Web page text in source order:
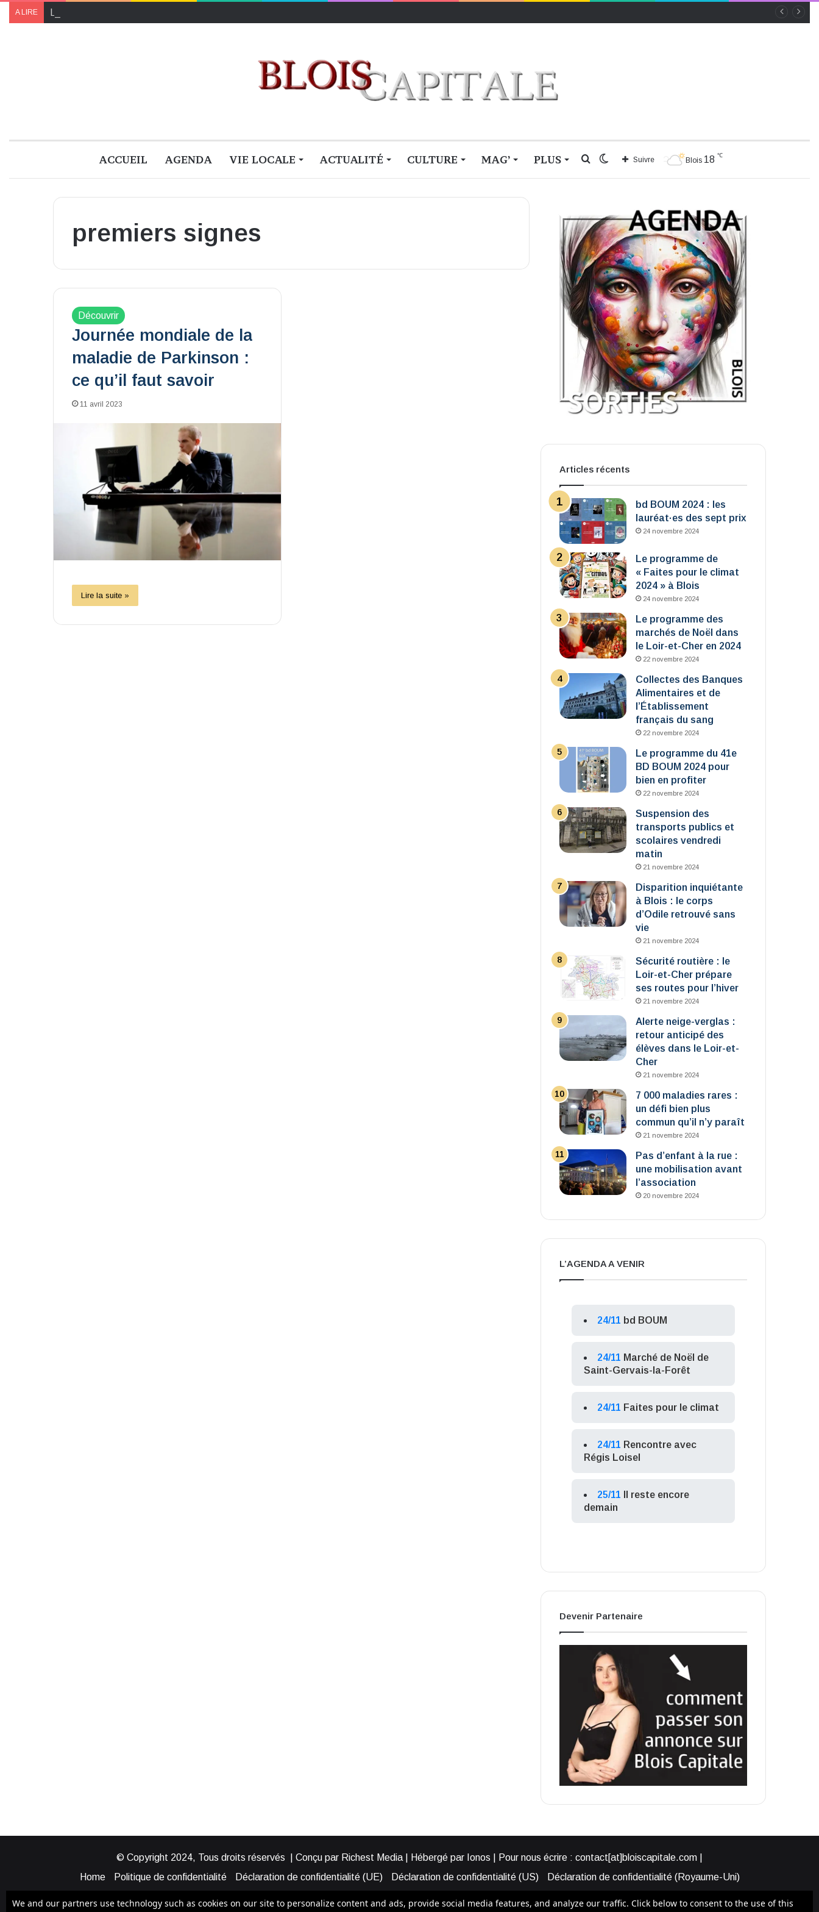
A LIRE
ACCUEIL AGENDA VIE LOCALE ACTUALITÉ CULTURE MAG’ PLUS Blois 18 ℃
Suivre
Switch
Rechercher
premiers signes
Découvrir
Journée mondiale de la
maladie de Parkinson :
ce qu’il faut savoir
11 avril 2023
Lire la suite »
Articles récents
bd BOUM 2024 : les
lauréat·es des sept prix
24 novembre 2024
Le programme de
« Faites pour le climat
2024 » à Blois
24 novembre 2024
Le programme des
marchés de Noël dans
le Loir-et-Cher en 2024
22 novembre 2024
Collectes des Banques
Alimentaires et de
l’Établissement
français du sang
22 novembre 2024
Le programme du 41e
BD BOUM 2024 pour
bien en profiter
22 novembre 2024
Suspension des
transports publics et
scolaires vendredi
matin
21 novembre 2024
Disparition inquiétante
à Blois : le corps
d’Odile retrouvé sans
vie
21 novembre 2024
Sécurité routière : le
Loir-et-Cher prépare
ses routes pour l’hiver
21 novembre 2024
Alerte neige-verglas :
retour anticipé des
élèves dans le Loir-et-
Cher
21 novembre 2024
7 000 maladies rares :
un défi bien plus
commun qu’il n’y paraît
21 novembre 2024
Pas d’enfant à la rue :
une mobilisation avant
l’association
20 novembre 2024
L’AGENDA A VENIR
24/11 bd BOUM
24/11 Marché de Noël de
Saint-Gervais-la-Forêt
24/11 Faites pour le climat
24/11 Rencontre avec
Régis Loisel
25/11
Il reste encore
demain
Devenir Partenaire
© Copyright 2024, Tous droits réservés | Conçu par Richest Media | Hébergé par Ionos | Pour nous écrire : contact[at]bloiscapitale.com |
Home
Politique de confidentialité Déclaration de confidentialité (UE) Déclaration de confidentialité (US)
Déclaration de confidentialité (Royaume-Uni)
We and our partners use technology such as cookies on our site to personalize content and ads, provide social media features, and analyze our traffic. Click below to consent to the use of this